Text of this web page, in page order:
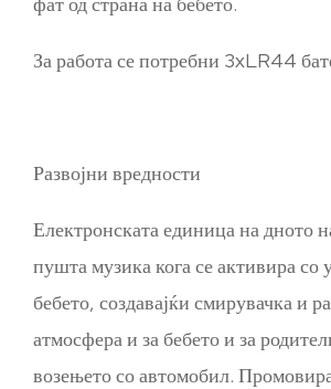
За работа се потребни 3xLR44
Развојни вредности
Електронската единица на дното
пушта музика кога се активира со
бебето, создавајќи смирувачка и
атмосфера и за бебето и за
возењето со автомобил.